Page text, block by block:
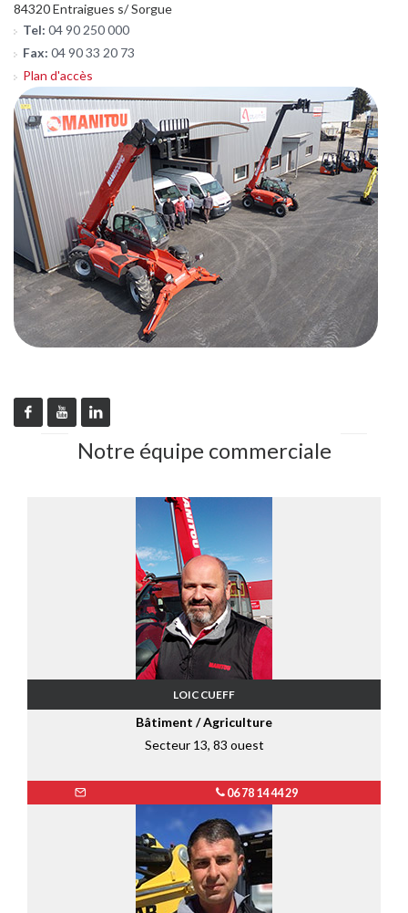
84320 Entraigues s/ Sorgue
Tel: 04 90 250 000
Fax: 04 90 33 20 73
Plan d'accès
Notre équipe commerciale
LOIC CUEFF
Bâtiment / Agriculture
Secteur 13, 83 ouest
06 78 14 44 29